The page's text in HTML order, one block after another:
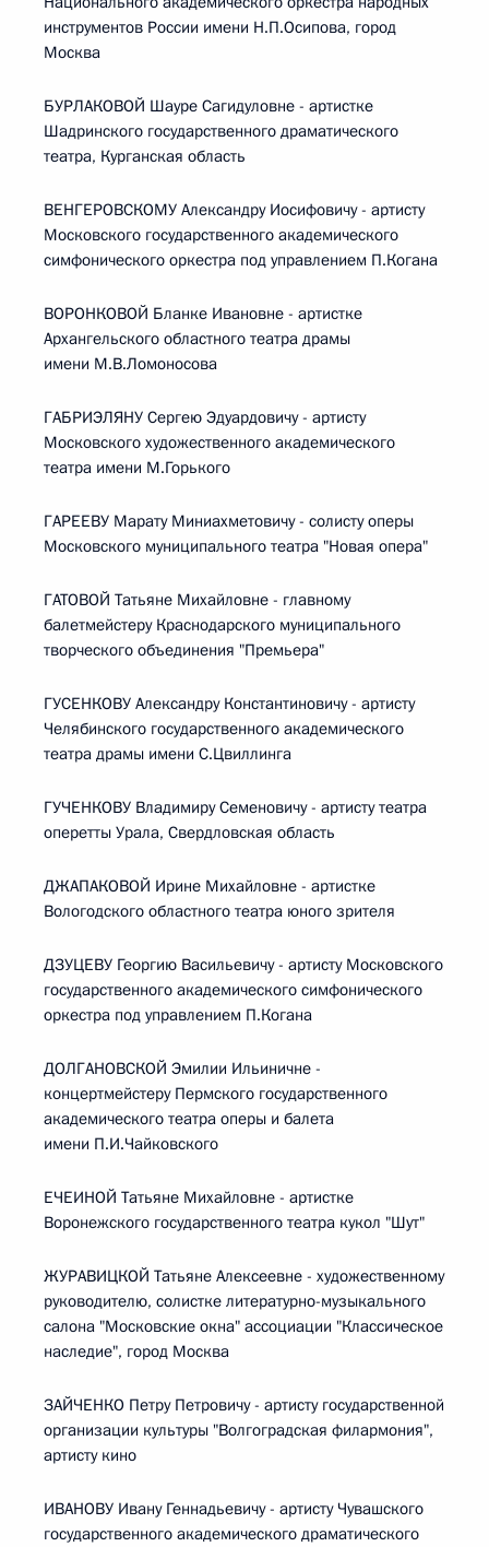
инструментов России имени Н.П.Осипова, город
Москва
БУРЛАКОВОЙ Шауре Сагидуловне - артистке
Шадринского государственного драматического
театра, Курганская область
ВЕНГЕРОВСКОМУ Александру Иосифовичу - артисту
Московского государственного академического
симфонического оркестра под управлением П.Когана
ВОРОНКОВОЙ Бланке Ивановне - артистке
Архангельского областного театра драмы
имени М.В.Ломоносова
ГАБРИЭЛЯНУ Сергею Эдуардовичу - артисту
Московского художественного академического
театра имени М.Горького
ГАРЕЕВУ Марату Миниахметовичу - солисту оперы
Московского муниципального театра "Новая опера"
ГАТОВОЙ Татьяне Михайловне - главному
балетмейстеру Краснодарского муниципального
творческого объединения "Премьера"
ГУСЕНКОВУ Александру Константиновичу - артисту
Челябинского государственного академического
театра драмы имени С.Цвиллинга
ГУЧЕНКОВУ Владимиру Семеновичу - артисту театра
оперетты Урала, Свердловская область
ДЖАПАКОВОЙ Ирине Михайловне - артистке
Вологодского областного театра юного зрителя
ДЗУЦЕВУ Георгию Васильевичу - артисту Московского
государственного академического симфонического
оркестра под управлением П.Когана
ДОЛГАНОВСКОЙ Эмилии Ильиничне -
концертмейстеру Пермского государственного
академического театра оперы и балета
имени П.И.Чайковского
ЕЧЕИНОЙ Татьяне Михайловне - артистке
Воронежского государственного театра кукол "Шут"
ЖУРАВИЦКОЙ Татьяне Алексеевне - художественному
руководителю, солистке литературно-музыкального
салона "Московские окна" ассоциации "Классическое
наследие", город Москва
ЗАЙЧЕНКО Петру Петровичу - артисту государственной
организации культуры "Волгоградская филармония",
артисту кино
ИВАНОВУ Ивану Геннадьевичу - артисту Чувашского
государственного академического драматического